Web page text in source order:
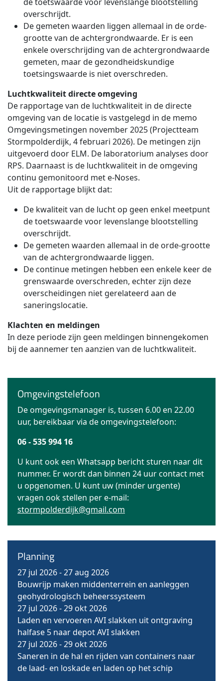
overschrijdt.
De gemeten waarden liggen allemaal in de orde-
grootte van de achtergrondwaarde. Er is een
enkele overschrijding van de achtergrondwaarde
gemeten, maar de gezondheidskundige
toetsingswaarde is niet overschreden.
Luchtkwaliteit directe omgeving
De rapportage van de luchtkwaliteit in de directe
omgeving van de locatie is vastgelegd in de memo
Omgevingsmetingen november 2025 (Projectteam
Stormpolderdijk, 4 februari 2026). De metingen zijn
uitgevoerd door ELM. De laboratorium analyses door
RPS. Daarnaast is de luchtkwaliteit in de omgeving
continu gemonitoord met e-Noses.
Uit de rapportage blijkt dat:
De kwaliteit van de lucht op geen enkel meetpunt
de toetswaarde voor levenslange blootstelling
overschrijdt.
De gemeten waarden allemaal in de orde-grootte
van de achtergrondwaarde liggen.
De continue metingen hebben een enkele keer de
grenswaarde overschreden, echter zijn deze
overscheidingen niet gerelateerd aan de
saneringslocatie.
Klachten en meldingen
In deze periode zijn geen meldingen binnengekomen
bij de aannemer ten aanzien van de luchtkwaliteit.
Omgevingstelefoon
De omgevingsmanager is, tussen 6.00 en 22.00
uur, bereikbaar via de omgevingstelefoon:
06 - 535 994 16
U kunt ook een Whatsapp bericht sturen naar dit
nummer. Er wordt dan binnen 24 uur contact met
u opgenomen. U kunt uw (minder urgente)
vragen ook stellen per e-mail:
stormpolderdijk@gmail.com
Planning
27 jul 2026-27 aug 2026
Bouwrijp maken middenterrein en aanleggen
geohydrologisch beheerssysteem
27 jul 2026-29 okt 2026
Laden en vervoeren AVI slakken uit ontgraving
halfase 5 naar depot AVI slakken
27 jul 2026-29 okt 2026
Saneren in de hal en rijden van containers naar
de laad- en loskade en laden op het schip